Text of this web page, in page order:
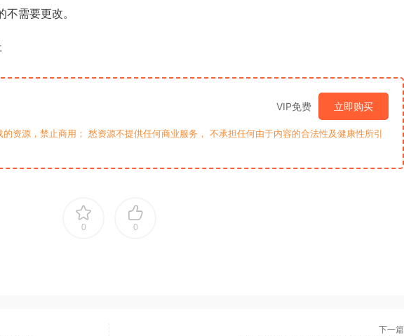
需要更改。
VIP免费 立即购买
资源，禁止商用； 愁资源不提供任何商业服务， 不承担任何由于内容的合法性及健康性所引
0 0
下一篇